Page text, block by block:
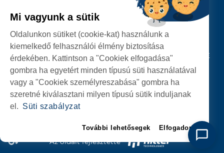
SZEMÉLYES ADATOK VÉDELME
Az oldalt fejlesztette
SZATMÁRNÉMETI
POLGÁRMESTERI HIVATAL
P-ȚA 25 OCTOMBRIE, NR. 1 CORP M, 440026 SATU MARE
Mi vagyunk a sütik
Oldalunkon sütiket (cookie-kat) használunk a
kiemelkedő felhasználói élmény biztosítása
érdekében. Kattintson a "Cookiek elfogadása"
gombra ha egyetért minden típusú süti használatával
vagy a "Cookiek személyreszabása" gombra ha
szeretné kiválasztani milyen típusú sütik induljanak
el. Süti szabályzat
További lehetősegek Elfogadom